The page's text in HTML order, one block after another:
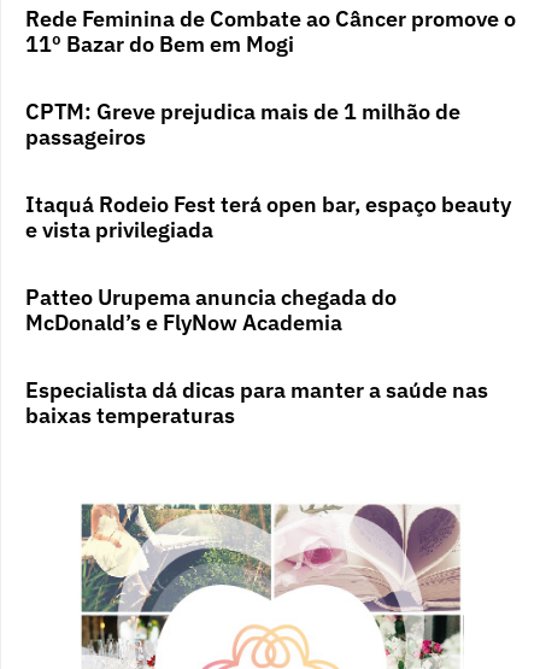
Rede Feminina de Combate ao Câncer promove o
11º Bazar do Bem em Mogi
CPTM: Greve prejudica mais de 1 milhão de
passageiros
Itaquá Rodeio Fest terá open bar, espaço beauty
e vista privilegiada
Patteo Urupema anuncia chegada do
McDonald’s e FlyNow Academia
Especialista dá dicas para manter a saúde nas
baixas temperaturas